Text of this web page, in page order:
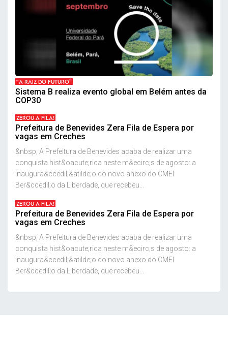
“A RAIZ DO FUTURO”
Sistema B realiza evento global em Belém antes da
COP30
ZEROU A FILA!
Prefeitura de Benevides Zera Fila de Espera por
vagas em Creches
&nbsp; A Prefeitura de Benevides acaba de realizar uma
conquista hist&oacute;rica neste m&ecirc;s de agosto: a
inaugura&ccedil;&atilde;o do novo anexo do CMEI
Ber&ccedil;o da Liberdade, que recebeu...
ZEROU A FILA!
Prefeitura de Benevides Zera Fila de Espera por
vagas em Creches
&nbsp; A Prefeitura de Benevides acaba de realizar uma
conquista hist&oacute;rica neste m&ecirc;s de agosto: a
inaugura&ccedil;&atilde;o do novo anexo do CMEI
Ber&ccedil;o da Liberdade, que recebeu...